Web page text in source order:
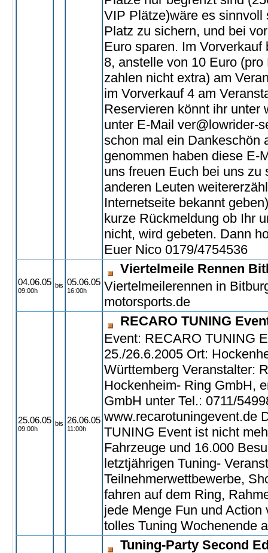
VIP Plätze)wäre es sinnvoll
Platz zu sichern, und bei
Euro sparen. Im
8, anstelle von 10 Euro
zahlen nicht extra) am
im Vorverkauf 4 am
Reservieren könnt ihr unter
unter E-Mail ver@lowrider-
schon mal ein Dankeschön
genommen haben diese E-
uns freuen Euch bei uns zu
anderen Leuten
Internetseite bekannt
kurze Rückmeldung ob Ihr
nicht, wird gebeten. Dann
Euer Nico 0179/4754536
04.06.05
09:00h
bis 05.06.05
16:00h
Viertelmeile Rennen
Viertelmeilerennen in
motorsports.de
25.06.05
09:00h
bis 26.06.05
11:00h
RECARO TUNING
Event: RECARO TUNING
25./26.6.2005 Ort:
Württemberg Veranstalter:
Hockenheim- Ring GmbH,
GmbH unter Tel.: 0711/
www.recarotuningevent.de
TUNING Event ist nicht
Fahrzeuge und 16.000
letztjährigen Tuning-
Teilnehmerwettbewerbe,
fahren auf dem Ring,
jede Menge Fun und
tolles Tuning Wochenende
Tuning-Party Second